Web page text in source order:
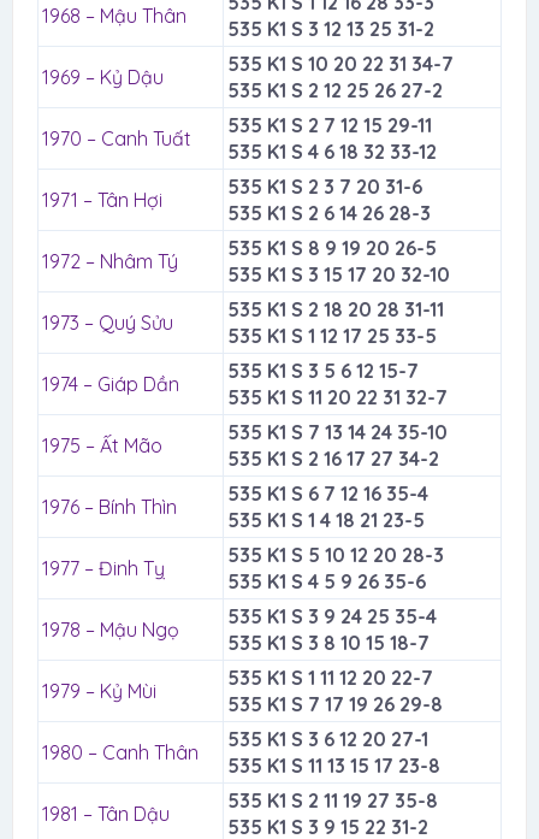
1968 – Mậu Thân
535 K1 S 3 12 13 25 31-2
1969 – Kỷ Dậu
535 K1 S 10 20 22 31 34-7
535 K1 S 2 12 25 26 27-2
1970 – Canh Tuất
535 K1 S 2 7 12 15 29-11
535 K1 S 4 6 18 32 33-12
1971 – Tân Hợi
535 K1 S 2 3 7 20 31-6
535 K1 S 2 6 14 26 28-3
1972 – Nhâm Tý
535 K1 S 8 9 19 20 26-5
535 K1 S 3 15 17 20 32-10
1973 – Quý Sửu
535 K1 S 2 18 20 28 31-11
535 K1 S 1 12 17 25 33-5
1974 – Giáp Dần
535 K1 S 3 5 6 12 15-7
535 K1 S 11 20 22 31 32-7
1975 – Ất Mão
535 K1 S 7 13 14 24 35-10
535 K1 S 2 16 17 27 34-2
1976 – Bính Thìn
535 K1 S 6 7 12 16 35-4
535 K1 S 1 4 18 21 23-5
1977 – Đinh Tỵ
535 K1 S 5 10 12 20 28-3
535 K1 S 4 5 9 26 35-6
1978 – Mậu Ngọ
535 K1 S 3 9 24 25 35-4
535 K1 S 3 8 10 15 18-7
1979 – Kỷ Mùi
535 K1 S 1 11 12 20 22-7
535 K1 S 7 17 19 26 29-8
1980 – Canh Thân
535 K1 S 3 6 12 20 27-1
535 K1 S 11 13 15 17 23-8
1981 – Tân Dậu
535 K1 S 2 11 19 27 35-8
535 K1 S 3 9 15 22 31-2